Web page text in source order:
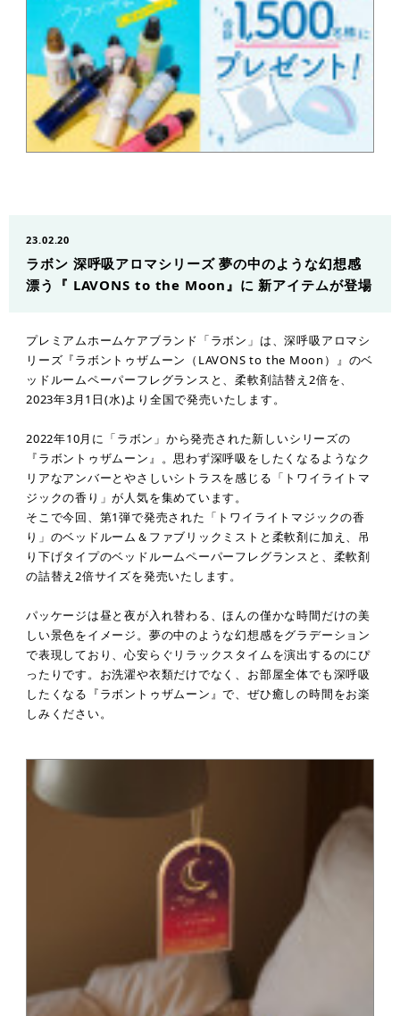
23.02.20
ラボン 深呼吸アロマシリーズ 夢の中のような幻想感
漂う『 LAVONS to the Moon』に 新アイテムが登場
プレミアムホームケアブランド「ラボン」は、深呼吸アロマシ
リーズ『ラボントゥザムーン（LAVONS to the Moon）』のベ
ッドルームペーパーフレグランスと、柔軟剤詰替え2倍を、
2023年3月1日(水)より全国で発売いたします。
2022年10月に「ラボン」から発売された新しいシリーズの
『ラボントゥザムーン』。思わず深呼吸をしたくなるようなク
リアなアンバーとやさしいシトラスを感じる「トワイライトマ
ジックの香り」が人気を集めています。
そこで今回、第1弾で発売された「トワイライトマジックの香
り」のベッドルーム＆ファブリックミストと柔軟剤に加え、吊
り下げタイプのベッドルームペーパーフレグランスと、柔軟剤
の詰替え2倍サイズを発売いたします。
パッケージは昼と夜が入れ替わる、ほんの僅かな時間だけの美
しい景色をイメージ。夢の中のような幻想感をグラデーション
で表現しており、心安らぐリラックスタイムを演出するのにぴ
ったりです。お洗濯や衣類だけでなく、お部屋全体でも深呼吸
したくなる『ラボントゥザムーン』で、ぜひ癒しの時間をお楽
しみください。